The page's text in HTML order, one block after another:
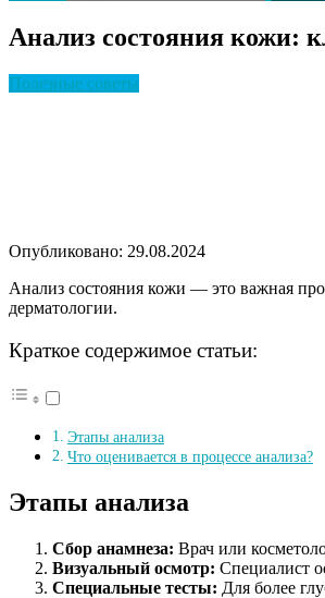
Анализ состояния кожи:
Полезные советы
Опубликовано: 29.08.2024
Анализ состояния кожи — это важная
дерматологии.
Краткое содержимое статьи:
Этапы анализа
Что оценивается в процессе анализа?
Этапы анализа
Сбор анамнеза: Врач или
Визуальный осмотр: Специалист
Специальные тесты: Для более